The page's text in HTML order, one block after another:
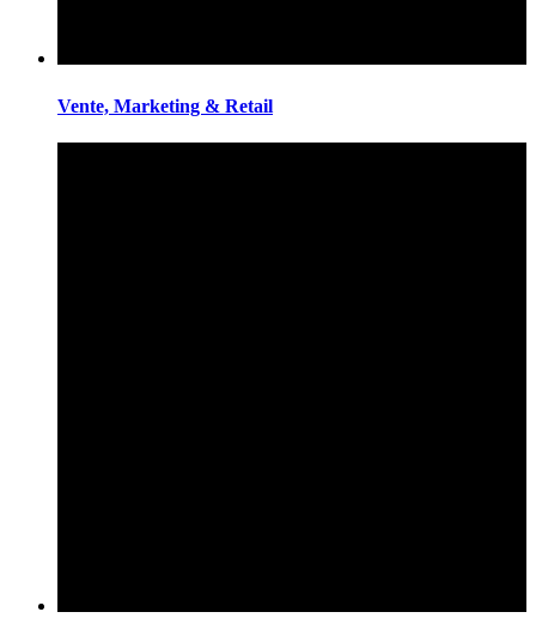
Vente, Marketing & Retail